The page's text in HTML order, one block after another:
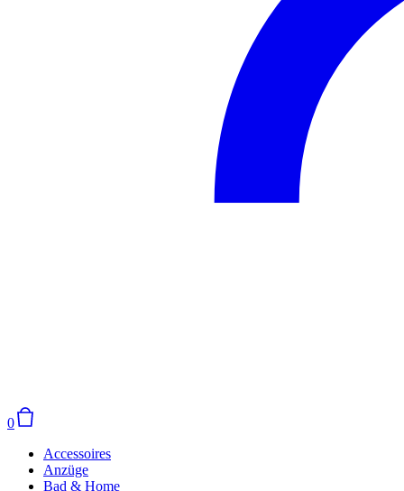
0
Accessoires
Anzüge
Bad & Home